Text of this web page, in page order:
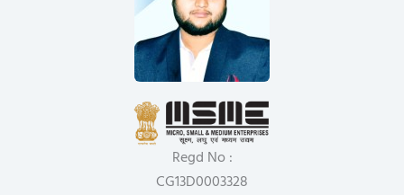
Regd No :
CG13D0003328